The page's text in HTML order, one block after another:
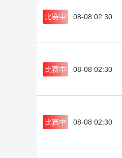
比赛中 08-08 02:30
比赛中 08-08 02:30
比赛中 08-08 02:30